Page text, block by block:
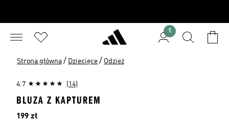
1
Strona główna / Dziecięce / Odzież
4.7 (14)
BLUZA Z KAPTUREM
Cena
199 zł